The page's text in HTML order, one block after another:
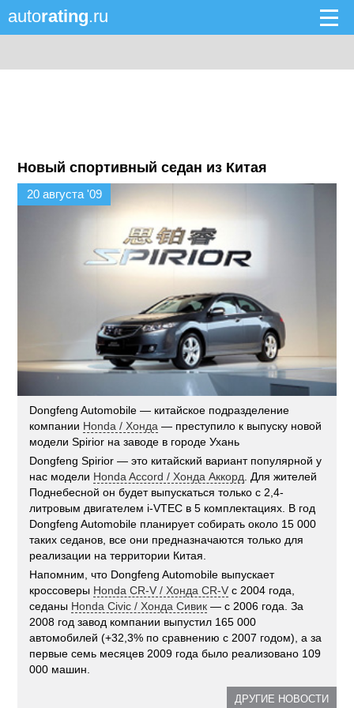
autorating.ru
Новый спортивный седан из Китая
20 августа '09
Dongfeng Automobile — китайское подразделение
компании Honda / Хонда — преступило к выпуску новой
модели Spirior на заводе в городе Ухань
Dongfeng Spirior — это китайский вариант популярной у
нас модели Honda Accord / Хонда Аккорд. Для жителей
Поднебесной он будет выпускаться только с 2,4-
литровым двигателем i-VTEC в 5 комплектациях. В год
Dongfeng Automobile планирует собирать около 15 000
таких седанов, все они предназначаются только для
реализации на территории Китая.
Напомним, что Dongfeng Automobile выпускает
кроссоверы Honda CR-V / Хонда CR-V с 2004 года,
седаны Honda Civic / Хонда Сивик — с 2006 года. За
2008 год завод компании выпустил 165 000
автомобилей (+32,3% по сравнению с 2007 годом), а за
первые семь месяцев 2009 года было реализовано 109
000 машин.
ДРУГИЕ НОВОСТИ